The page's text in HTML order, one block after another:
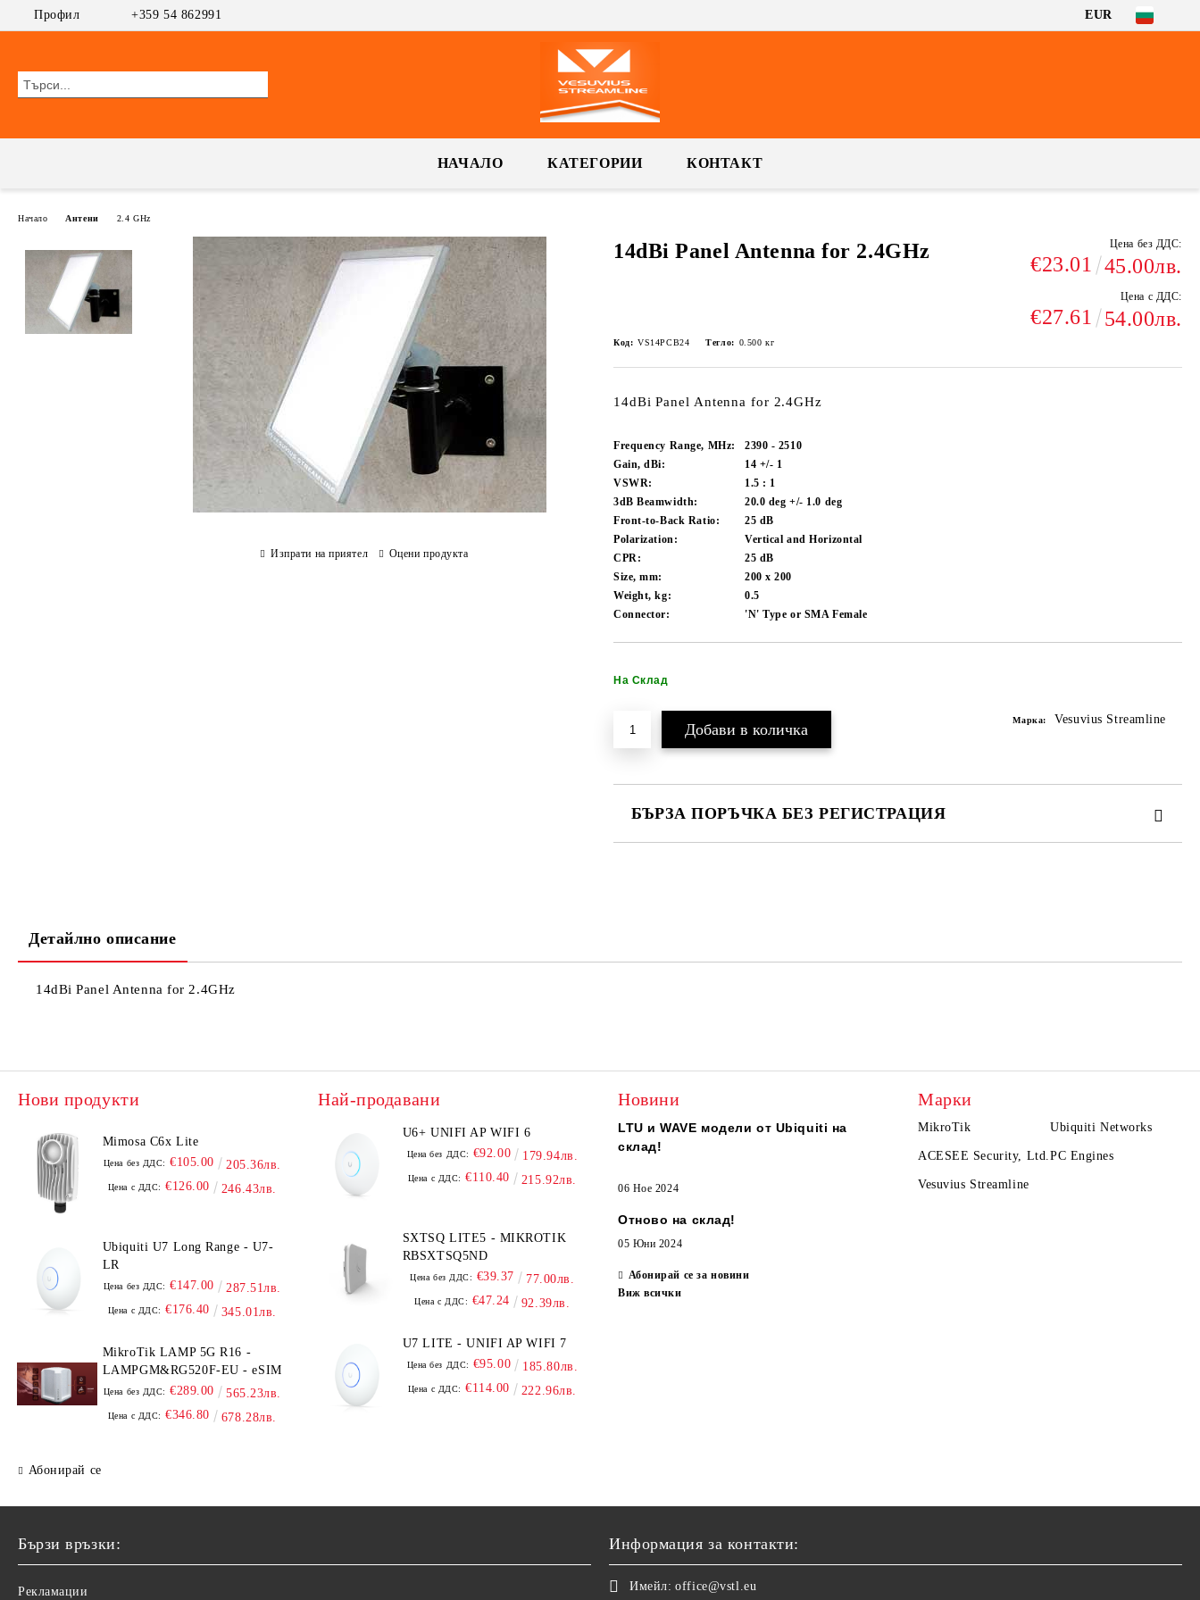
Профил +359 54 862991 EUR
НАЧАЛО КАТЕГОРИИ КОНТАКТ
Начало Антени 2.4 GHz
14dBi Panel Antenna for 2.4GHz Цена без ДДС:
€23.01 45.00лв.
Цена с ДДС:
€27.61 54.00лв.
Код: VS14PCB24 Тегло: 0.500 кг
14dBi Panel Antenna for 2.4GHz
Frequency Range, MHz:
2390 - 2510
Gain, dBi:
14 +/- 1
VSWR:
1.5 : 1
3dB Beamwidth:
20.0 deg +/- 1.0 deg
Front-to-Back Ratio:
25 dB
Polarization:
Vertical and Horizontal
CPR:
25 dB
Size, mm:
200 x 200
Weight, kg:
0.5
Connector:
'N' Type or SMA Female
На Склад
Марка: Vesuvius Streamline
БЪРЗА ПОРЪЧКА БЕЗ РЕГИСТРАЦИЯ
Изпрати на приятел Оцени продукта
Детайлно описание
14dBi Panel Antenna for 2.4GHz
Нови продукти
Mimosa C6x Lite
Цена без ДДС: €105.00 205.36лв.
Цена с ДДС: €126.00 246.43лв.
Ubiquiti U7 Long Range - U7-
LR
Цена без ДДС: €147.00 287.51лв.
Цена с ДДС: €176.40 345.01лв.
MikroTik LAMP 5G R16 -
LAMPGM&RG520F-EU - eSIM
Цена без ДДС: €289.00 565.23лв.
Цена с ДДС: €346.80 678.28лв.
Абонирай се
Най-продавани
U6+ UNIFI AP WIFI 6
Цена без ДДС: €92.00 179.94лв.
Цена с ДДС: €110.40 215.92лв.
SXTSQ LITE5 - MIKROTIK
RBSXTSQ5ND
Цена без ДДС: €39.37 77.00лв.
Цена с ДДС: €47.24 92.39лв.
U7 LITE - UNIFI AP WIFI 7
Цена без ДДС: €95.00 185.80лв.
Цена с ДДС: €114.00 222.96лв.
Новини
LTU и WAVE модели от Ubiquiti на
склад!
06 Ное 2024
Отново на склад!
05 Юни 2024
Абонирай се за новини
Виж всички
Марки
MikroTik Ubiquiti Networks
ACESEE Security, Ltd.PC Engines
Vesuvius Streamline
Бързи връзки:
Рекламации
Информация за контакти:
Имейл: office@vstl.eu